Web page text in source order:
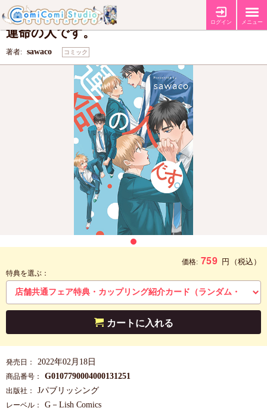
ログイン メニュー
フェア 【Jパブリッシング10周年フェア第2弾！】
運命の人です。
著者: sawaco コミック
価格: 759 円 （税込）
特典を選ぶ：
カートに入れる
発売日： 2022年02月18日
商品番号： G0107790004000131251
出版社： Jパブリッシング
レーベル： G－Lish Comics